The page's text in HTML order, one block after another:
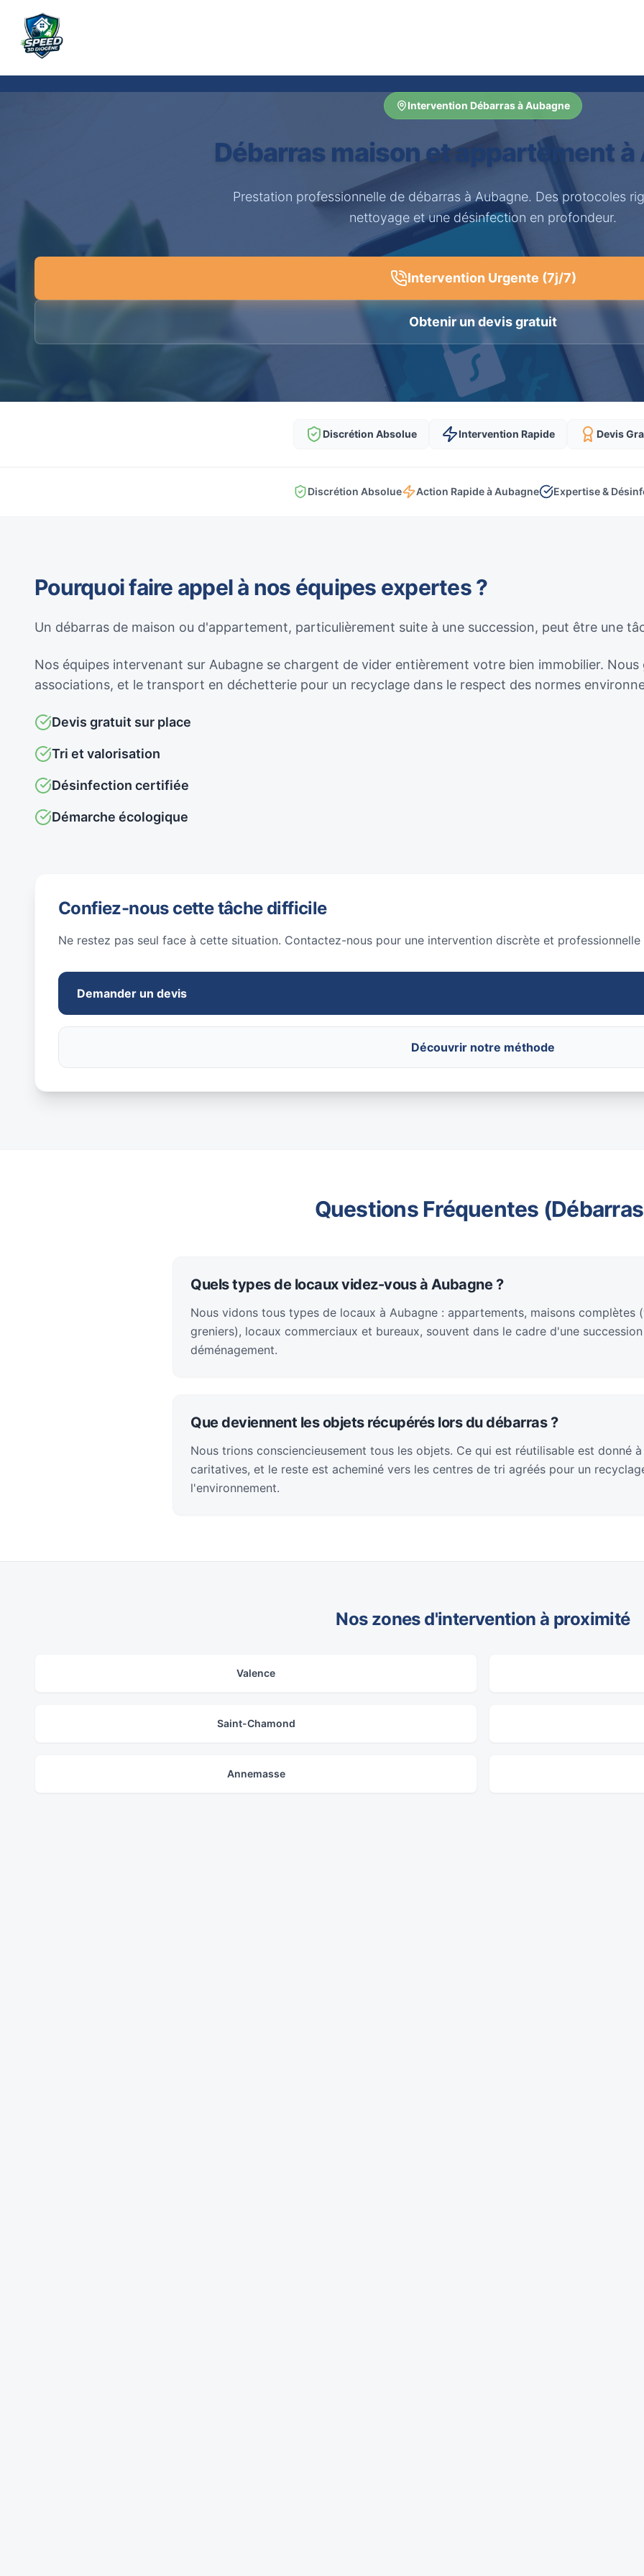
Intervention Débarras à Aubagne
Débarras maison et appartement
Prestation professionnelle de débarras à Aubagne. Des protocoles
nettoyage et une désinfection en profondeur.
Intervention Urgente (7j/7)
Obtenir un devis gratuit
Discrétion Absolue Intervention Rapide Devis
Discrétion Absolue Action Rapide à Aubagne Expertise &
Pourquoi faire appel à nos équipes expertes ?
Un débarras de maison ou d'appartement, particulièrement suite à une succession, peut être une
Nos équipes intervenant sur Aubagne se chargent de vider entièrement votre bien immobilier.
associations, et le transport en déchetterie pour un recyclage dans le respect des normes
Devis gratuit sur place
Tri et valorisation
Désinfection certifiée
Démarche écologique
Confiez-nous cette tâche difficile
Ne restez pas seul face à cette situation. Contactez-nous pour une intervention discrète et
Demander un devis
Découvrir notre méthode
Questions Fréquentes
Quels types de locaux videz-vous à Aubagne ?
Nous vidons tous types de locaux à Aubagne : appartements, maisons complètes
greniers), locaux commerciaux et bureaux, souvent dans le cadre d'une
déménagement.
Que deviennent les objets récupérés lors du débarras ?
Nous trions consciencieusement tous les objets. Ce qui est réutilisable est donné
caritatives, et le reste est acheminé vers les centres de tri agréés pour un
l'environnement.
Nos zones d'intervention à proximité
Valence
Saint-Chamond
Annemasse